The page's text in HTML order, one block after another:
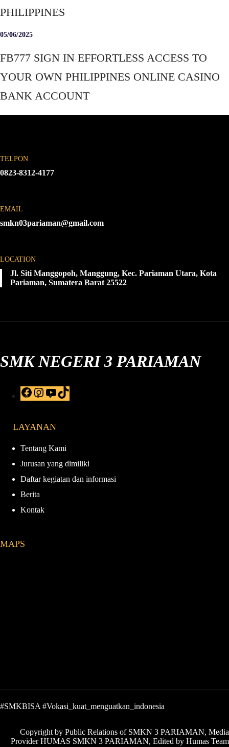
PHILIPPINES
05/06/2025
FB777 SIGN IN EFFORTLESS ACCESS TO
YOUR OWN PHILIPPINES ONLINE CASINO
BANK ACCOUNT
TELPON
0823-8312-4177
EMAIL
smkn03pariaman@gmail.com
LOCATION
Jl. Siti Manggopoh, Manggung, Kec. Pariaman Utara, Kota
Pariaman, Sumatera Barat 25522
SMK NEGERI 3 PARIAMAN
F
a
b
o
I
n
a
r
a
m
Y
o
e
i
LAYANAN
Tentang Kami
Jurusan yang dimiliki
Daftar kegiatan dan informasi
Berita
Kontak
MAPS
#SMKBISA #Vokasi_kuat_menguatkan_indonesia
Copyright by Public Relations of SMKN 3 PARIAMAN, Media
Provider HUMAS SMKN 3 PARIAMAN, Edited by Humas Team